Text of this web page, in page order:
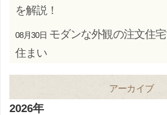
を解説！
08月30日 モダンな外観の注文住
住まい
アーカイブ
2026年